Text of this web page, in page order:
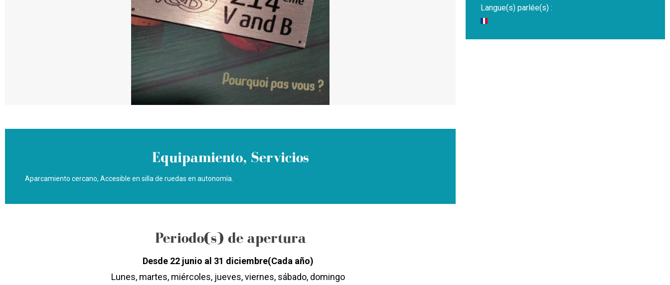
Equipamiento, Servicios
Aparcamiento cercano Accesible en silla de ruedas en autonomía
Langue(s) parlée(s) :
Periodo(s) de apertura
Desde 22 junio al 31 diciembre(Cada año)
Lunes, martes, miércoles, jueves, viernes, sábado, domingo